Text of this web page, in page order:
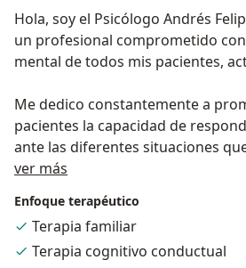
Hola, soy el Psicólogo Andrés
un profesional comprometido
mental de todos mis pacientes,
Me dedico constantemente a
pacientes la capacidad de
ante las diferentes situaciones
presentar.
Así como cada paciente es único,
proceso, por lo tanto, procuro
atención y herramientas
ver más
Enfoque terapéutico
Terapia familiar
Terapia cognitivo conductual